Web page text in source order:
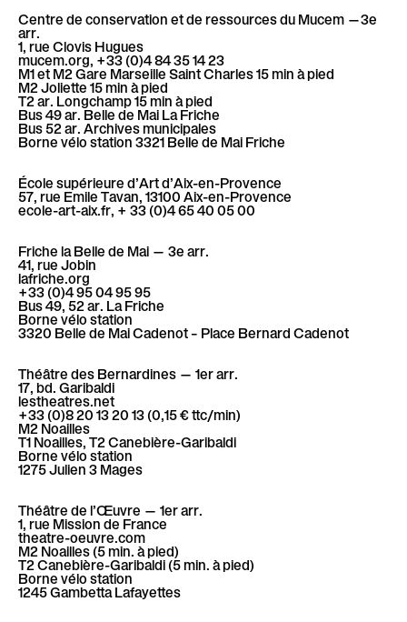
Centre de conservation et de ressources du Mucem —3e
arr.
1, rue Clovis Hugues
mucem.org, +33 (0)4 84 35 14 23
M1 et M2 Gare Marseille Saint Charles 15 min à pied
M2 Joliette 15 min à pied
T2 ar. Longchamp 15 min à pied
Bus 49 ar. Belle de Mai La Friche
Bus 52 ar. Archives municipales
Borne vélo station 3321 Belle de Mai Friche
École supérieure d’Art d’Aix-en-Provence
57, rue Emile Tavan, 13100 Aix-en-Provence
ecole-art-aix.fr, + 33 (0)4 65 40 05 00
Friche la Belle de Mai — 3e arr.
41, rue Jobin
lafriche.org
+33 (0)4 95 04 95 95
Bus 49, 52 ar. La Friche
Borne vélo station
3320 Belle de Mai Cadenot – Place Bernard Cadenot
Théâtre des Bernardines — 1er arr.
17, bd. Garibaldi
lestheatres.net
+33 (0)8 20 13 20 13 (0,15 € ttc/min)
M2 Noailles
T1 Noailles, T2 Canebière-Garibaldi
Borne vélo station
1275 Julien 3 Mages
Théâtre de l’Œuvre — 1er arr.
1, rue Mission de France
theatre-oeuvre.com
M2 Noailles (5 min. à pied)
T2 Canebière-Garibaldi (5 min. à pied)
Borne vélo station
1245 Gambetta Lafayettes